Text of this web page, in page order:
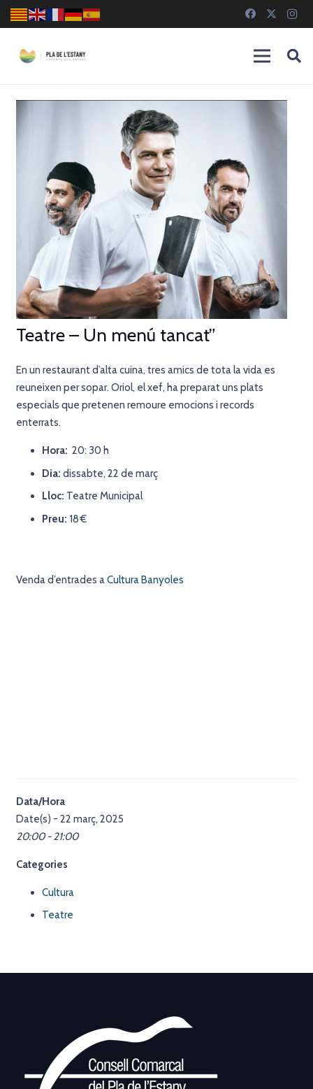
Teatre – Un menú tancat”
En un restaurant d’alta cuina, tres amics de tota la vida es
reuneixen per sopar. Oriol, el xef, ha preparat uns plats
especials que pretenen remoure emocions i records
enterrats.
Hora: 20: 30 h
Dia: dissabte, 22 de març
Lloc: Teatre Municipal
Preu: 18 €
Venda d’entrades aCultura Banyoles
Data/Hora
Date(s) - 22 març, 2025
20:00 - 21:00
Categories
Cultura
Teatre